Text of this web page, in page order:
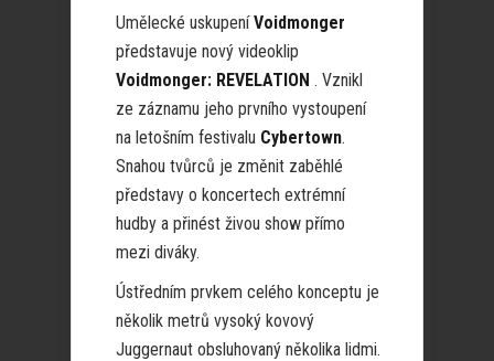
Umělecké uskupeníVoidmonger
představuje nový videoklip
Voidmonger: REVELATION . Vznikl
ze záznamu jeho prvního vystoupení
na letošním festivalu Cybertown.
Snahou tvůrců je změnit zaběhlé
představy o koncertech extrémní
hudby a přinést živou show přímo
mezi diváky.
Ústředním prvkem celého konceptu je
několik metrů vysoký kovový
Juggernaut obsluhovaný několika lidmi.